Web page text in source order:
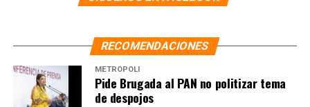
RECOMENDACIONES
METRÓPOLI
Pide Brugada al PAN no politizar tema
de despojos